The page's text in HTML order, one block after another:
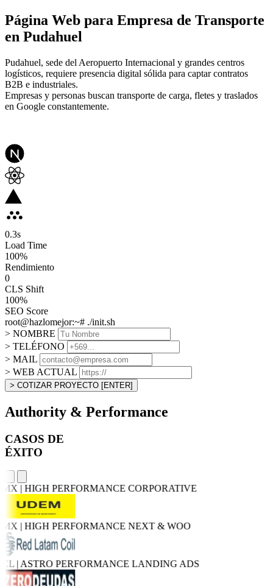
Página Web para Empresa de Transporte
en Pudahuel
Pudahuel, sede del Aeropuerto Internacional y grandes centros
logísticos, requiere presencia digital sólida para captar contratos
B2B e industriales.
Empresas y personas buscan transporte de carga, fletes y traslados
en Google constantemente.
0.3s
Load Time
100%
Rendimiento
0
CLS Shift
100%
SEO Score
root@hazlomejor:~# ./init.sh
> NOMBRE
> TELÉFONO
> MAIL
> WEB ACTUAL
> COTIZAR PROYECTO [ENTER]
Authority & Performance
CASOS DE
ÉXITO
| HIGH PERFORMANCECORPORATIVE
| HIGH PERFORMANCENEXT & WOO
| ASTRO PERFORMANCELANDING ADS